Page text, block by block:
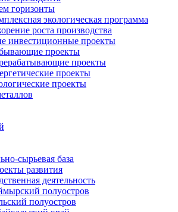
горизонты
экологическая программа
роста производства
инвестиционные проекты
проекты
проекты
проекты
проекты
сырьевая база
развития
деятельность
полуостров
полуостров